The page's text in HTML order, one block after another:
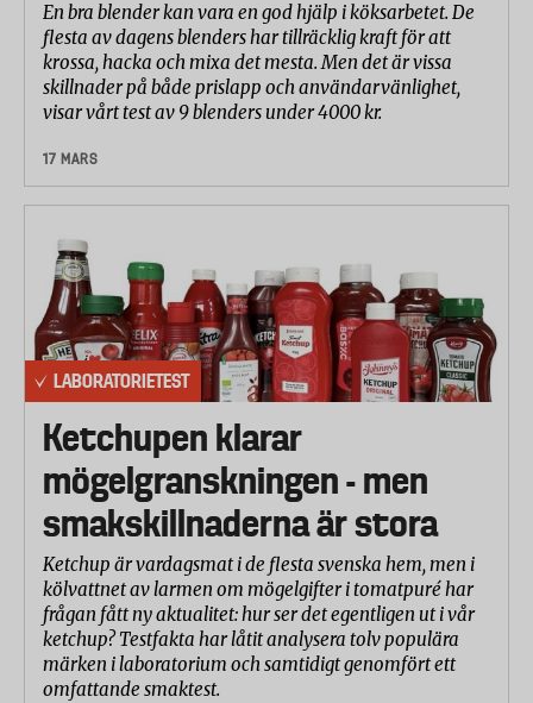
En bra blender kan vara en god hjälp i köksarbetet. De
flesta av dagens blenders har tillräcklig kraft för att
krossa, hacka och mixa det mesta. Men det är vissa
skillnader på både prislapp och användarvänlighet,
visar vårt test av 9 blenders under 4000 kr.
17 MARS
LABORATORIETEST
Ketchupen klarar
mögelgranskningen - men
smakskillnaderna är stora
Ketchup är vardagsmat i de flesta svenska hem, men i
kölvattnet av larmen om mögelgifter i tomatpuré har
frågan fått ny aktualitet: hur ser det egentligen ut i vår
ketchup? Testfakta har låtit analysera tolv populära
märken i laboratorium och samtidigt genomfört ett
omfattande smaktest.